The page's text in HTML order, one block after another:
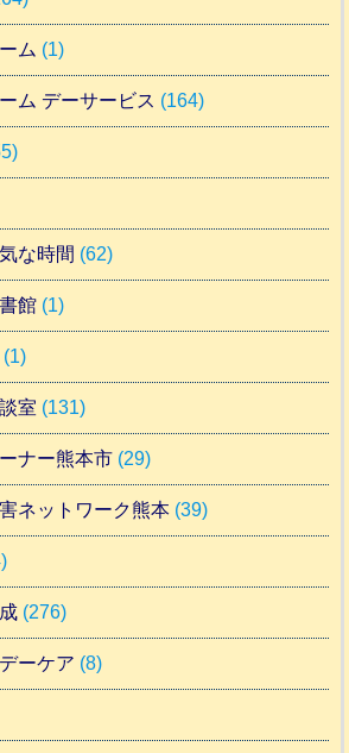
ム (1)
ム デーサービス (164)
な時間 (62)
館 (1)
(1)
室 (131)
ナー熊本市 (29)
ネットワーク熊本 (39)
(276)
ーケア (8)